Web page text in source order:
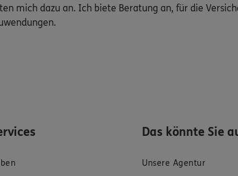
mich dazu an. Ich biete Beratung an, für die
Das könnte Sie
Unsere Agentur